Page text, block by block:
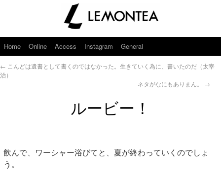
Home Online Access Instagram General
← こんどは遺書として書くのではなかった。生きていく為に、書いたのだ（太宰
治）
ネタがなにもありまん。 →
ルービー！
飲んで、ワーシャー浴びてと、夏が終わっていくのでしょ
う。